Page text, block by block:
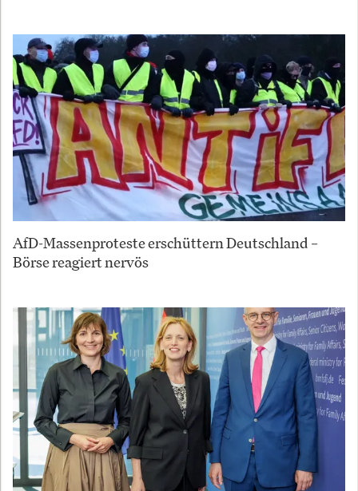
AfD-Massenproteste erschüttern Deutschland –
Börse reagiert nervös